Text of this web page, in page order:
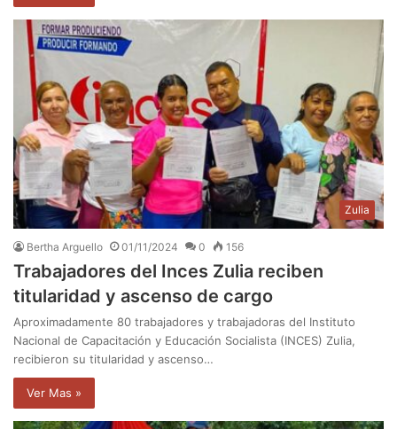
Zulia
Bertha Arguello 01/11/2024 0 156
Trabajadores del Inces Zulia reciben
titularidad y ascenso de cargo
Aproximadamente 80 trabajadores y trabajadoras del Instituto
Nacional de Capacitación y Educación Socialista (INCES) Zulia,
recibieron su titularidad y ascenso…
Ver Mas »